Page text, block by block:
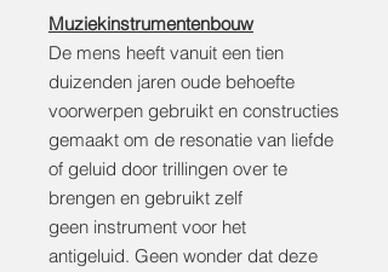
Muziekinstrumentenbouw
De mens heeft vanuit een tien
duizenden jaren oude behoefte
voorwerpen gebruikt en constructies
gemaakt om de resonatie van liefde
of geluid door trillingen over te
brengen en gebruikt zelf
geen instrument voor het
antigeluid. Geen wonder dat deze